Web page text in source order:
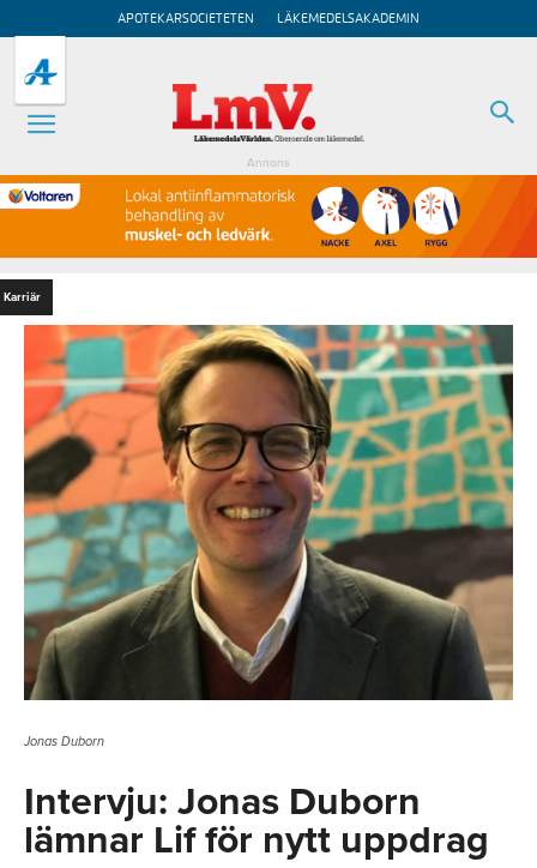
APOTEKARSOCIETETEN LÄKEMEDELSAKADEMIN
Annons
Karriär
Jonas Duborn
Intervju: Jonas Duborn
lämnar Lif för nytt uppdrag